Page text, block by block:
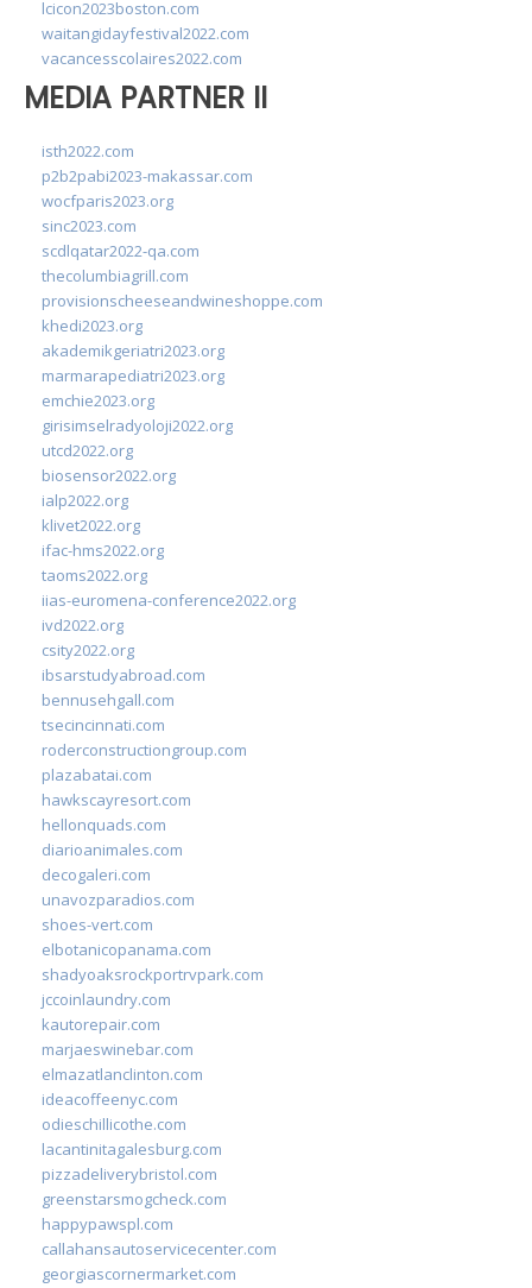
lcicon2023boston.com
waitangidayfestival2022.com
vacancesscolaires2022.com
MEDIA PARTNER II
isth2022.com
p2b2pabi2023-makassar.com
wocfparis2023.org
sinc2023.com
scdlqatar2022-qa.com
thecolumbiagrill.com
provisionscheeseandwineshoppe.com
khedi2023.org
akademikgeriatri2023.org
marmarapediatri2023.org
emchie2023.org
girisimselradyoloji2022.org
utcd2022.org
biosensor2022.org
ialp2022.org
klivet2022.org
ifac-hms2022.org
taoms2022.org
iias-euromena-conference2022.org
ivd2022.org
csity2022.org
ibsarstudyabroad.com
bennusehgall.com
tsecincinnati.com
roderconstructiongroup.com
plazabatai.com
hawkscayresort.com
hellonquads.com
diarioanimales.com
decogaleri.com
unavozparadios.com
shoes-vert.com
elbotanicopanama.com
shadyoaksrockportrvpark.com
jccoinlaundry.com
kautorepair.com
marjaeswinebar.com
elmazatlanclinton.com
ideacoffeenyc.com
odieschillicothe.com
lacantinitagalesburg.com
pizzadeliverybristol.com
greenstarsmogcheck.com
happypawspl.com
callahansautoservicecenter.com
georgiascornermarket.com